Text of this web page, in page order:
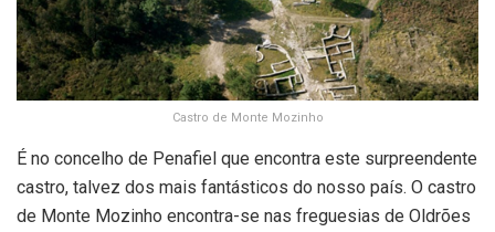
Castro de Monte Mozinho
É no concelho de Penafiel que encontra este surpreendente
castro, talvez dos mais fantásticos do nosso país. O castro
de Monte Mozinho encontra-se nas freguesias de Oldrões